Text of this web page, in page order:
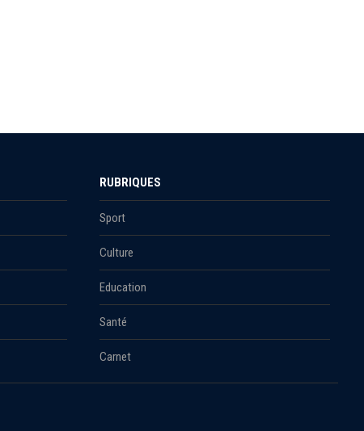
RUBRIQUES
Sport
Culture
Education
Santé
Carnet